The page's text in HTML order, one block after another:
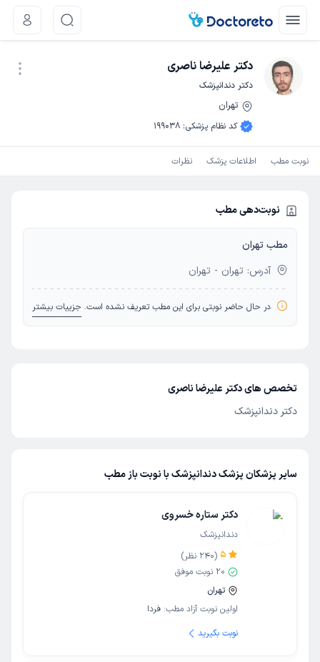
دکتر علیرضا ناصری
دکتر دندانپزشک
تهران
کد نظام پزشکی:
199038
نوبت مطب اطلاعات پزشک نظرات
نوبت‌دهی مطب
مطب تهران
آدرس: تهران - تهران
در حال حاضر نوبتی برای این مطب تعریف نشده است. جزییات بیشتر
تخصص های دکتر علیرضا ناصری
دکتر دندانپزشک
سایر پزشکان پزشک دندانپزشک با نوبت باز مطب
دکتر ستاره خسروی
دندانپزشک
5
(
240 نظر)
20 نوبت موفق
تهران
اولین نوبت آزاد مطب: فردا
نوبت بگیرید